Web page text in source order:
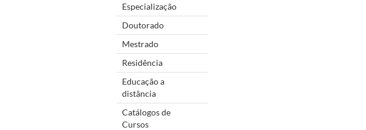
Especialização
Doutorado
Mestrado
Residência
Educação a
distância
Catálogos de
Cursos